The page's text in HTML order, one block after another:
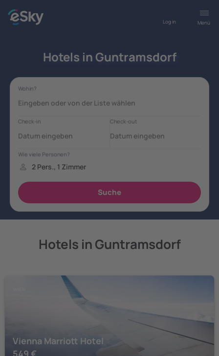
Menü
Log in
Hotels in Guntramsdorf
Hotels in Guntramsdorf
Vienna Marriott Hotel
549 €